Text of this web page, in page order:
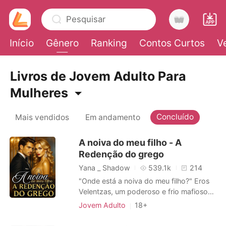
Pesquisar
Início Gênero Ranking Contos Curtos
Sair
Baixar App
Livros de Jovem Adulto Para
Mulheres
Mais vendidos Em andamento Concluído
A noiva do meu filho - A
Redenção do grego
Yana _ Shadow 539.1k
214
"Onde está a noiva do meu filho?" Eros
Velentzas, um poderoso e frio mafioso
grego, vociferou. A mandíbula estava
Jovem Adulto
18+